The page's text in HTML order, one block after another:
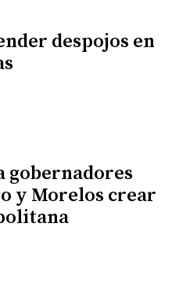
despojos en
gobernadores
y Morelos crear